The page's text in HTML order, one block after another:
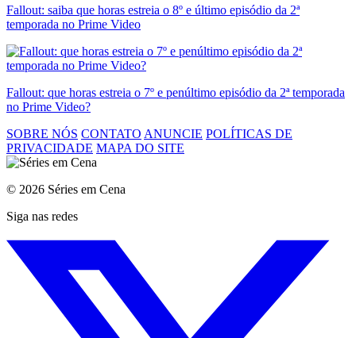
Fallout: saiba que horas estreia o 8º e último episódio da 2ª
temporada no Prime Video
Fallout: que horas estreia o 7º e penúltimo episódio da 2ª temporada
no Prime Video?
SOBRE NÓS CONTATO ANUNCIE POLÍTICAS DE
PRIVACIDADE MAPA DO SITE
© 2026 Séries em Cena
Siga nas redes